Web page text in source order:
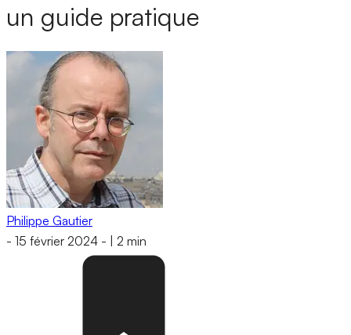
un guide pratique
Philippe Gautier
- 15 février 2024 - 2 min